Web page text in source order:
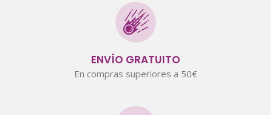
ENVÍO GRATUITO
En compras superiores a 50€